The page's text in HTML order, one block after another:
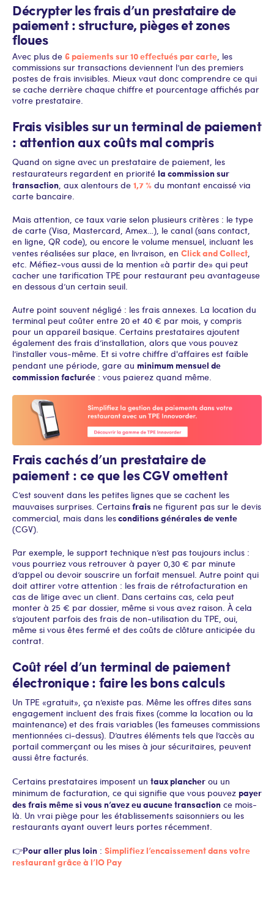
Décrypter les frais d’un prestataire de
paiement : structure, pièges et zones
floues
Avec plus de 6 paiements sur 10 effectués par carte, les
commissions sur transactions deviennent l’un des premiers
postes de frais invisibles. Mieux vaut donc comprendre ce qui
se cache derrière chaque chiffre et pourcentage affichés par
votre prestataire.
Frais visibles sur un terminal de paiement
: attention aux coûts mal compris
Quand on signe avec un prestataire de paiement, les
restaurateurs regardent en priorité la commission sur
transaction, aux alentours de 1,7 % du montant encaissé via
carte bancaire.
Mais attention, ce taux varie selon plusieurs critères : le type
de carte (Visa, Mastercard, Amex…), le canal (sans contact,
en ligne, QR code), ou encore le volume mensuel, incluant les
ventes réalisées sur place, en livraison, en Click and Collect,
etc. Méfiez-vous aussi de la mention « à partir de » qui peut
cacher une tarification TPE pour restaurant peu avantageuse
en dessous d’un certain seuil.
Autre point souvent négligé : les frais annexes. La location du
terminal peut coûter entre 20 et 40 € par mois, y compris
pour un appareil basique. Certains prestataires ajoutent
également des frais d’installation, alors que vous pouvez
l’installer vous-même. Et si votre chiffre d'affaires est faible
pendant une période, gare au minimum mensuel de
commission facturée : vous paierez quand même.
Frais cachés d’un prestataire de
paiement : ce que les CGV omettent
C’est souvent dans les petites lignes que se cachent les
mauvaises surprises. Certainsfrais ne figurent pas sur le devis
commercial, mais dans lesconditions générales de vente
(CGV).
Par exemple, le support technique n’est pas toujours inclus :
vous pourriez vous retrouver à payer 0,30 € par minute
d’appel ou devoir souscrire un forfait mensuel. Autre point qui
doit attirer votre attention : les frais de rétrofacturation en
cas de litige avec un client. Dans certains cas, cela peut
monter à 25 € par dossier, même si vous avez raison. À cela
s’ajoutent parfois des frais de non-utilisation du TPE, oui,
même si vous êtes fermé et des coûts de clôture anticipée du
contrat.
Coût réel d’un terminal de paiement
électronique : faire les bons calculs
Un TPE « gratuit », ça n’existe pas. Même les offres dites sans
engagement incluent des frais fixes (comme la location ou la
maintenance) et des frais variables (les fameuses commissions
mentionnées ci-dessus). D’autres éléments tels que l’accès au
portail commerçant ou les mises à jour sécuritaires, peuvent
aussi être facturés.
Certains prestataires imposent un taux plancher ou un
minimum de facturation, ce qui signifie que vous pouvez payer
des frais même si vous n’avez eu aucune transaction ce mois-
là. Un vrai piège pour les établissements saisonniers ou les
restaurants ayant ouvert leurs portes récemment.
👉Pour aller plus loin : Simplifiez l’encaissement dans votre
restaurant grâce à l’IO Pay